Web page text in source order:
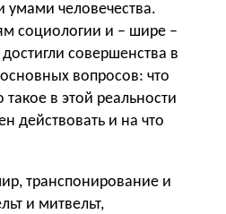
человечества.
социологии и – шире –
совершенства в
вопросов: что
такое в этой реальности
действовать и на что
транспонирование и
и митвельт,